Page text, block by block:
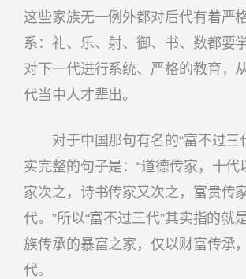
这些家族无一例外都对后代有着严
系：礼、乐、射、御、书、数都要
对下一代进行系统、严格的教育，
代当中人才辈出。
对于中国那句有名的“富不过三
实完整的句子是：“道德传家，十代
家次之，诗书传家又次之，富贵传
代。”所以“富不过三代”其实指的就
族传承的暴富之家，仅以财富传承
代。